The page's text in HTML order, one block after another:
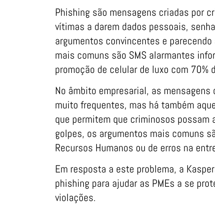
Phishing são mensagens criadas por
vítimas a darem dados pessoais,
argumentos convincentes e
mais comuns são SMS alarmantes
promoção de celular de luxo com 70%
No âmbito empresarial, as
muito frequentes, mas há também
que permitem que criminosos possam
golpes, os argumentos mais comuns
Recursos Humanos ou de erros na
Em resposta a este problema, a
phishing para ajudar as PMEs a se
violações.